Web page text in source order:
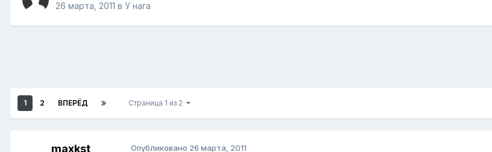
26 марта, 2011 в У нага
1 2 ВПЕРЁД Страница 1 из 2
maxkst Опубликовано 26 марта, 2011